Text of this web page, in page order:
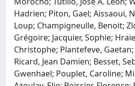
Hadrien; Piton, Gael; Aissaoui,
Loup; Champigneulle, Benoit;
Grégoire; Jacquier, Sophie;
Christophe; Plantefeve,
Ricard, Jean Damien; Besset,
Gwenhael; Pouplet, Caroline;